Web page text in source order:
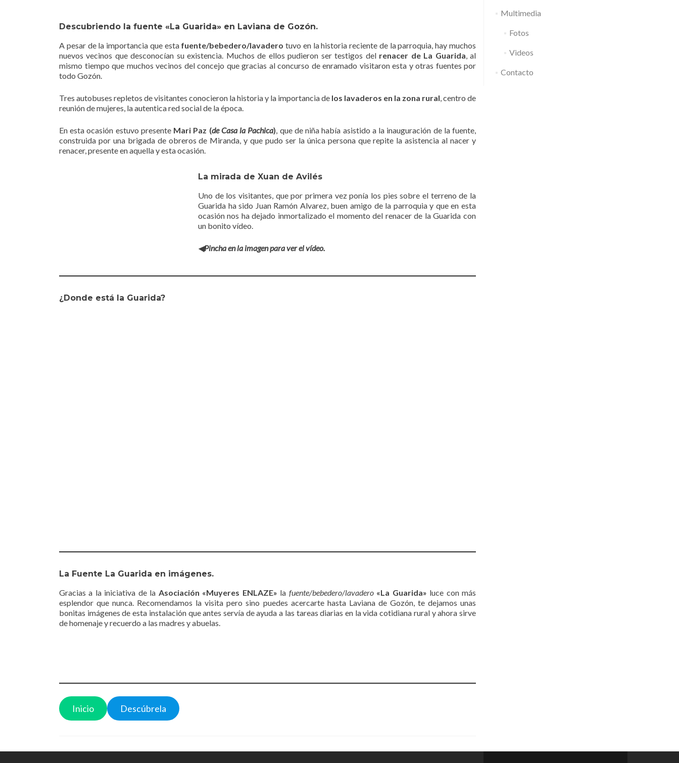
Descubriendo la fuente «La Guarida» en Laviana de Gozón.
A pesar de la importancia que esta fuente/bebedero/lavadero tuvo en la historia reciente de la parroquia, hay muchos
nuevos vecinos que desconocían su existencia. Muchos de ellos pudieron ser testigos del renacer de La Guarida, al
mismo tiempo que muchos vecinos del concejo que gracias al concurso de enramado visitaron esta y otras fuentes por
todo Gozón.
Tres autobuses repletos de visitantes conocieron la historia y la importancia de los lavaderos en la zona rural, centro de
reunión de mujeres, la autentica red social de la época.
En esta ocasión estuvo presente Mari Paz (de Casa la Pachica), que de niña había asistido a la inauguración de la fuente,
construida por una brigada de obreros de Miranda, y que pudo ser la única persona que repite la asistencia al nacer y
renacer, presente en aquella y esta ocasión.
La mirada de Xuan de Avilés
Uno de los visitantes, que por primera vez ponía los pies sobre el terreno de la
Guarida ha sido Juan Ramón Alvarez, buen amigo de la parroquia y que en esta
ocasión nos ha dejado inmortalizado el momento del renacer de la Guarida con
un bonito vídeo.
◀︎Pincha en la imagen para ver el vídeo.
¿Donde está la Guarida?
La Fuente La Guarida en imágenes.
Gracias a la iniciativa de la Asociación «Muyeres ENLAZE» la fuente/bebedero/lavadero «La Guarida» luce con más
esplendor que nunca. Recomendamos la visita pero sino puedes acercarte hasta Laviana de Gozón, te dejamos unas
bonitas imágenes de esta instalación que antes servía de ayuda a las tareas diarias en la vida cotidiana rural y ahora sirve
de homenaje y recuerdo a las madres y abuelas.
Inicio Descúbrela
Multimedia
Fotos
Videos
Contacto